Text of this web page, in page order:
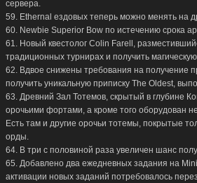
сервера.
59. Ethernal ездовых теперь можно менять на
60. Newbie Superior Bow по истечению срока
61. Новый квестолог Colin Farell,
традиционных турнирах и получить
62. Вдвое снижены требования на получение
получить уникальную приписку The Oldest,
63. Древний Зал Тотемов, скрытый в глубине
орочьими фортами, а кроме того оборудован
Есть там и другие орочьи тотемы, покрытые
орды.
64. В три с половиной раза увеличен шанс
65. Добавлено два ежедневных задания на
активации новых заданий потребовалось